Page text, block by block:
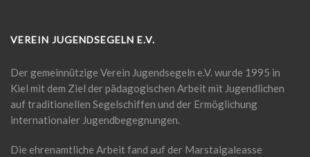
VEREIN JUGENDSEGELN E.V.
Der gemeinnützige Verein Jugendsegeln e.V. wurde 1995 in
Kiel mit dem Ziel der pädagogischen Arbeit mit Jugendlichen
auf traditionellen Segelschiffen und der Ermöglichung
internationaler Jugendbegegnungen.
Die ehrenamtliche Arbeit fand auf der Marstalgaleasse